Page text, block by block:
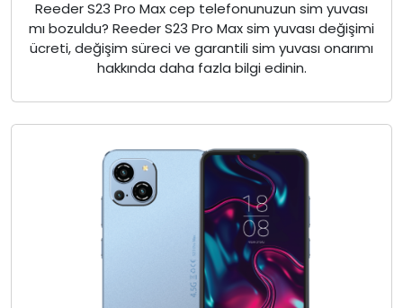
Reeder S23 Pro Max cep telefonunuzun sim yuvası
mı bozuldu? Reeder S23 Pro Max sim yuvası değişimi
ücreti, değişim süreci ve garantili sim yuvası onarımı
hakkında daha fazla bilgi edinin.